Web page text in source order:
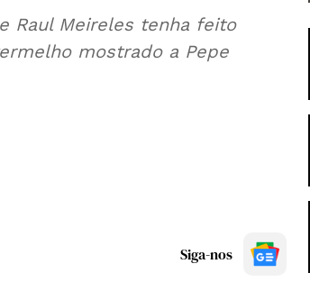
Raul Meireles tenha feito
mostrado a Pepe
Siga-nos